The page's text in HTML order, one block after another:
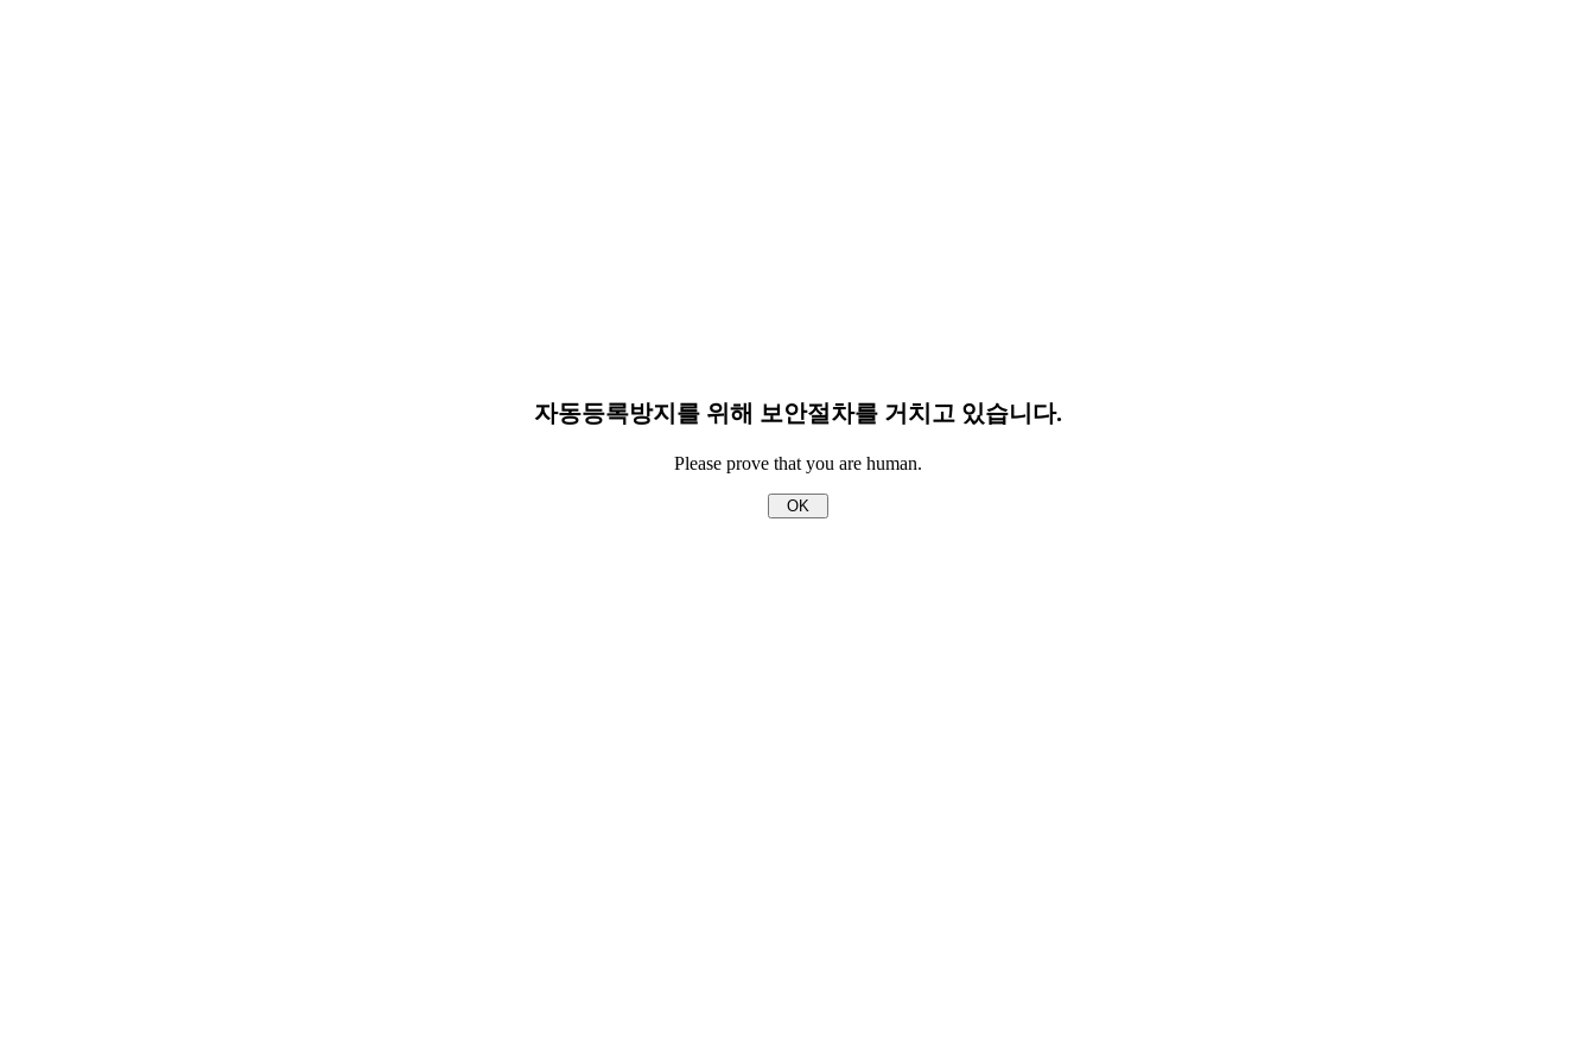
자동등록방지를 위해 보안절차를 거치고 있습니다.
Please prove that you are human.